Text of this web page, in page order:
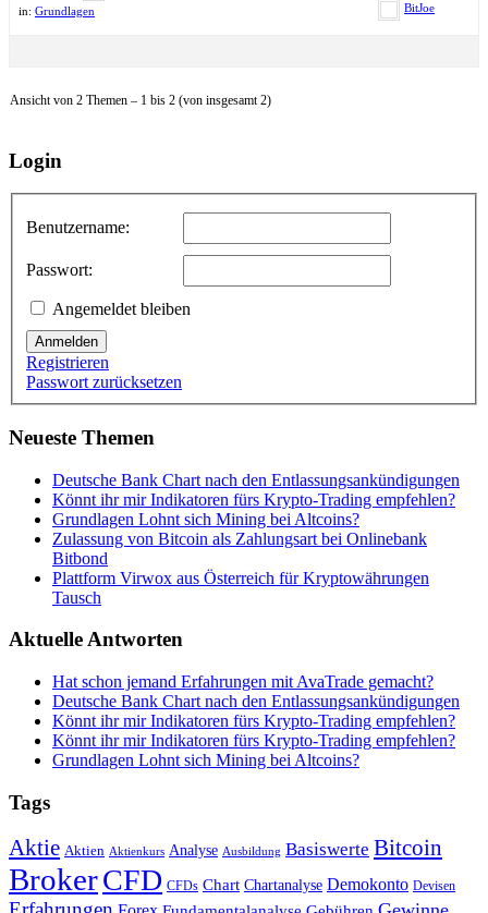
in: Grundlagen BitJoe
Ansicht von 2 Themen – 1 bis 2 (von insgesamt 2)
Login
Benutzername:
Passwort:
Angemeldet bleiben
Anmelden
Registrieren
Passwort zurücksetzen
Neueste Themen
Deutsche Bank Chart nach den Entlassungsankündigungen
Könnt ihr mir Indikatoren fürs Krypto-Trading empfehlen?
Grundlagen Lohnt sich Mining bei Altcoins?
Zulassung von Bitcoin als Zahlungsart bei Onlinebank
Bitbond
Plattform Virwox aus Österreich für Kryptowährungen
Tausch
Aktuelle Antworten
Hat schon jemand Erfahrungen mit AvaTrade gemacht?
Deutsche Bank Chart nach den Entlassungsankündigungen
Könnt ihr mir Indikatoren fürs Krypto-Trading empfehlen?
Könnt ihr mir Indikatoren fürs Krypto-Trading empfehlen?
Grundlagen Lohnt sich Mining bei Altcoins?
Tags
Aktie Aktien Aktienkurs Analyse Ausbildung Basiswerte Bitcoin
BrokerCFD CFDs Chart Chartanalyse Demokonto Devisen